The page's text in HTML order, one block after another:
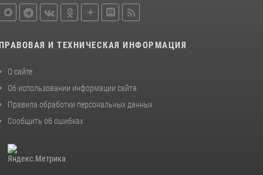
общественного порядка в День семьи, любви
и верности
службой в войсках национальной гвардии
(видео)
ПРАВОВАЯ И ТЕХНИЧЕСКАЯ ИНФОРМАЦИЯ
О сайте
Об использовании информации сайта
Правила обработки персональных данных
Сообщить об ошибках